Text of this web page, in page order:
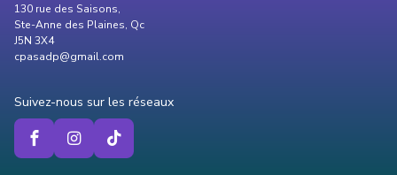
130 rue des Saisons,
Ste-Anne des Plaines, Qc
J5N 3X4
cpasadp@gmail.com
Suivez-nous sur les réseaux